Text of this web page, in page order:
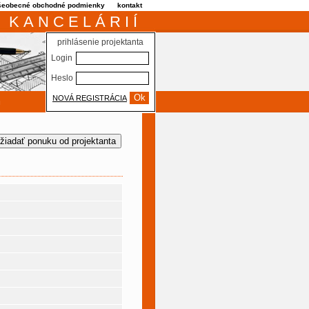
obchodné podmienky kontakt
prihlásenie projektanta
Login
Heslo
NOVÁ REGISTRÁCIA
KANCELÁRIÍ
ponuku od projektanta